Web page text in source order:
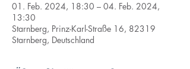
01. Feb. 2024, 18:30 – 04. Feb. 2024,
13:30
Starnberg, Prinz-Karl-Straße 16, 82319
Starnberg, Deutschland